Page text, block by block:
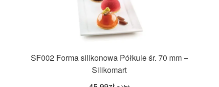
SF002 Forma silikonowa Półkule śr. 70 mm –
Silikomart